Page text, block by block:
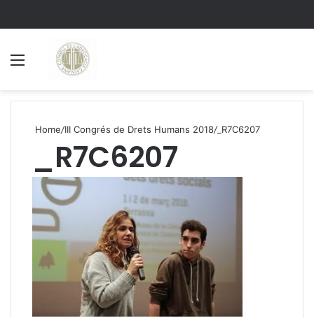
Home/III Congrés de Drets Humans 2018/_R7C6207
_R7C6207